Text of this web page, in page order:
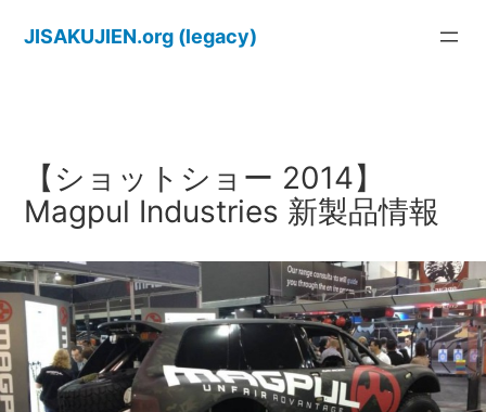
JISAKUJIEN.org (legacy)
【ショットショー 2014】
Magpul Industries 新製品情報